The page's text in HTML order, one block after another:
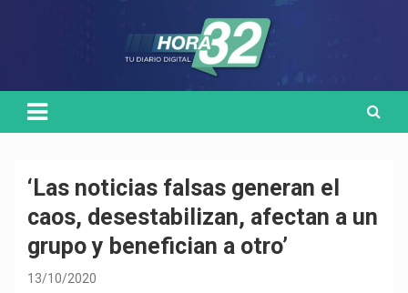
‘Las noticias falsas generan el
caos, desestabilizan, afectan a un
grupo y benefician a otro’
13/10/2020